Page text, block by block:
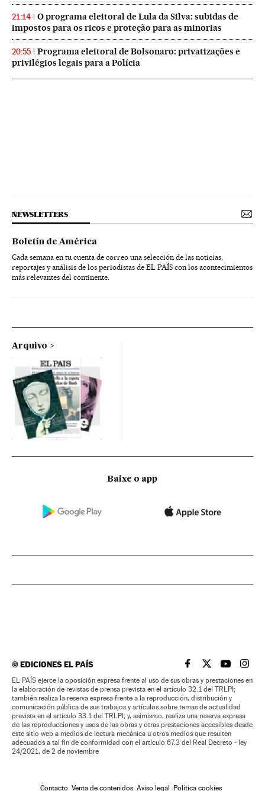
21:14
O programa eleitoral de Lula da Silva: subidas de
impostos para os ricos e proteção para as minorias
20:55
Programa eleitoral de Bolsonaro: privatizações e
privilégios legais para a Polícia
NEWSLETTERS
Boletín de América
Cada semana en tu cuenta de correo una selección de las noticias,
reportajes y análisis de los periodistas de EL PAÍS con los acontecimientos
más relevantes del continente.
Arquivo
Baixe o app
©EDICIONES EL PAÍS EL PAÍS BRASIL EN
EL PAÍSEL PAÍS
EL
EL PAÍS ejerce la oposición expresa frente al uso de sus obras y prestaciones en
la elaboración de revistas de prensa prevista en el artículo 32.1 del TRLPI;
también realiza la reserva expresa frente a la reproducción, distribución y
comunicación pública de sus trabajos y artículos sobre temas de actualidad
prevista en el artículo 33.1 del TRLPI; y, asimismo, realiza una reserva expresa
de las reproducciones y usos de las obras y otras prestaciones accesibles desde
este sitio web a medios de lectura mecánica u otros medios que resulten
adecuados a tal fin de conformidad con el artículo 67.3 del Real Decreto - ley
24/2021, de 2 de noviembre
Contacto Venta de contenidos Aviso legal Política cookies